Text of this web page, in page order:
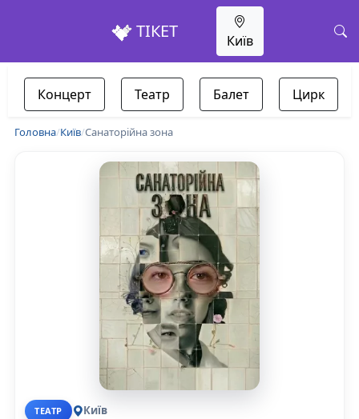
ТІКЕТ Київ
Концерт Театр Балет Цирк
Головна/Київ/Санаторійна зона
ТЕАТР Київ